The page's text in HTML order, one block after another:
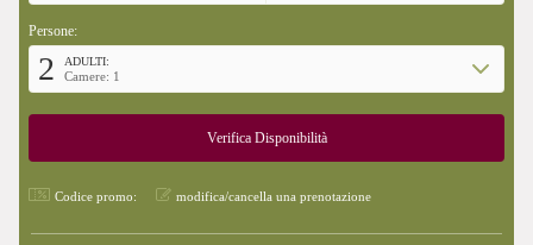
Persone:
2 ADULTI:
Camere: 1
Codice promo: modifica/cancella una prenotazione